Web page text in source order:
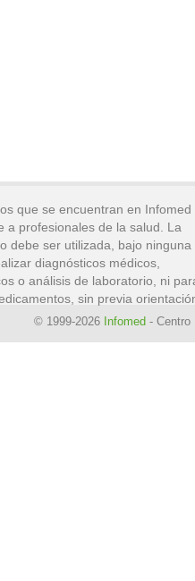
que se encuentran en Infomed
a profesionales de la salud. La
debe ser utilizada, bajo ninguna
diagnósticos médicos,
o análisis de laboratorio, ni
sin previa
© 1999-2026 Infomed - Centro